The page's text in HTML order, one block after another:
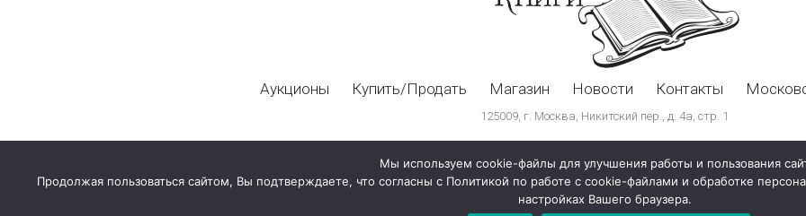
Аукционы Купить/Продать Магазин Новости Контакты
125009, г. Москва, Никитский пер., д. 4а, стр. 1
Мы используем cookie-файлы для улучшения работы и пользования
Продолжая пользоваться сайтом, Вы подтверждаете, что согласны с Политикой по работе с cookie-файлами и обработке
настройках Вашего браузера.